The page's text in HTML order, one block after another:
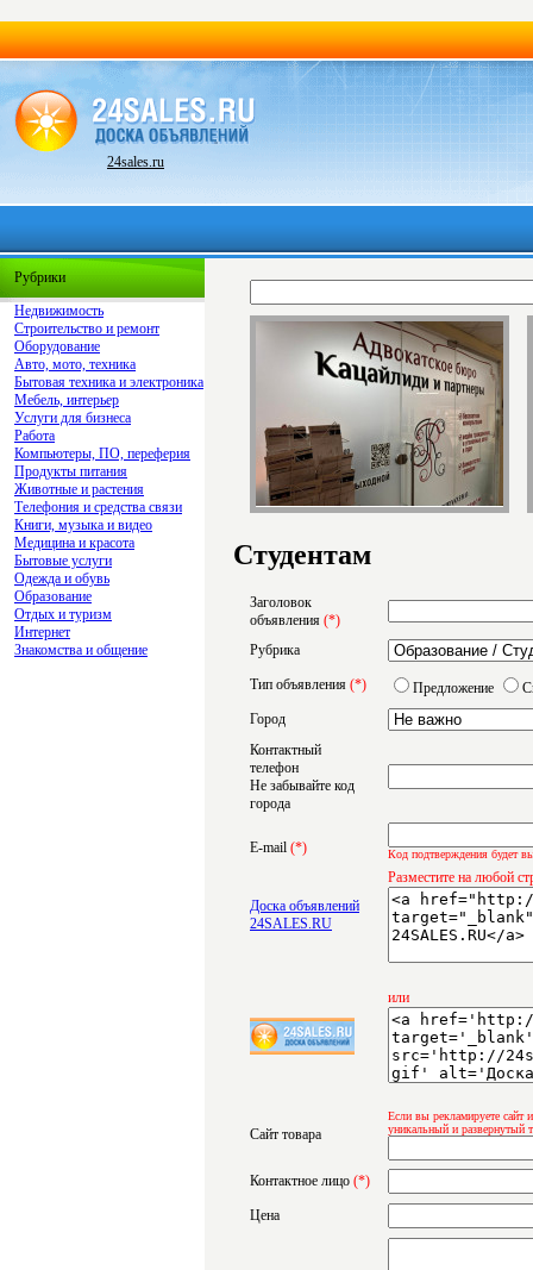
24sales.ru
Рубрики
Недвижимость
Строительство и ремонт
Оборудование
Авто, мото, техника
Бытовая техника и электроника
Мебель, интерьер
Услуги для бизнеса
Работа
Компьютеры, ПО, переферия
Продукты питания
Животные и растения
Телефония и средства связи
Книги, музыка и видео
Медицина и красота
Бытовые услуги
Одежда и обувь
Образование
Отдых и туризм
Интернет
Знакомства и общение
Студентам
Заголовок
объявления (*)
Рубрика
Тип объявления (*) Предложение
Город
Контактный
телефон
Не забывайте код
города
E-mail (*) Код подтверждения будет
Доска объявлений
24SALES.RU
Разместите на любой
или
Сайт товара
Если вы рекламируете сайт
уникальный и развернутый
Контактное лицо (*)
Цена